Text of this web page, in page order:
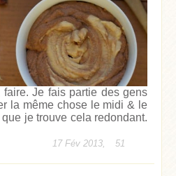
faire. Je fais partie des gens
la même chose le midi & le
que je trouve cela redondant.
17 Fév 2013, 51